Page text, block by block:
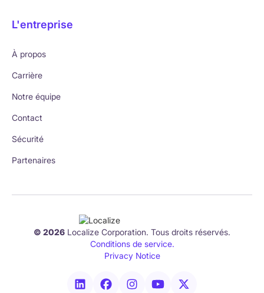
L'entreprise
À propos
Carrière
Notre équipe
Contact
Sécurité
Partenaires
© 2026 Localize Corporation. Tous droits réservés.
Conditions de service.
Privacy Notice